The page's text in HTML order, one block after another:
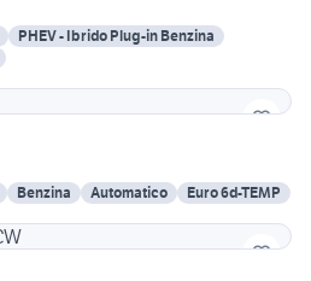
PHEV - Ibrido Plug-in Benzina
Benzina Automatico
Euro 6d-TEMP